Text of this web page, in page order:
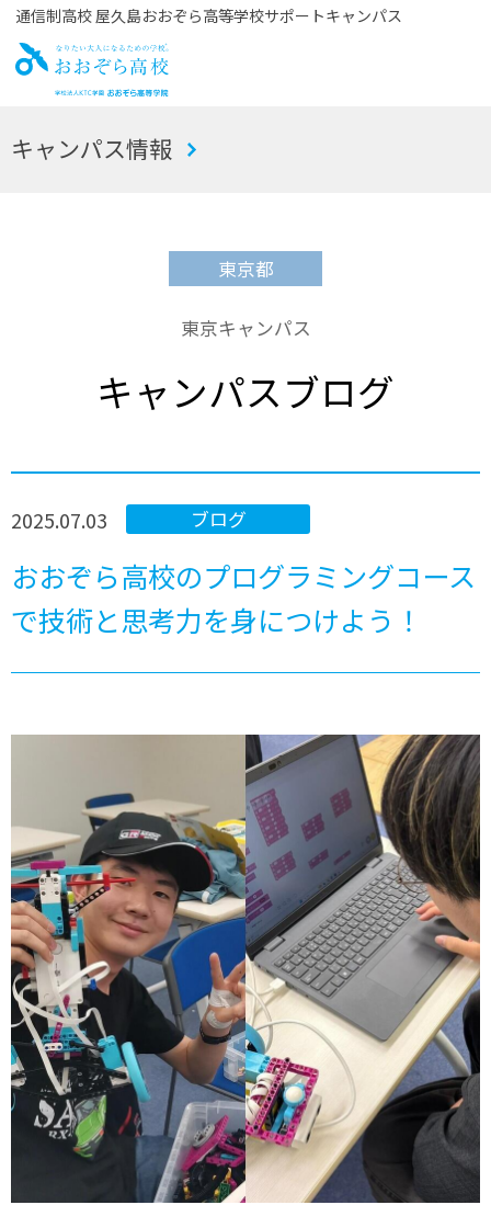
通信制高校 屋久島おおぞら高等学校サポートキャンパス
お
キャンパス情報
東京都
東京キャンパス
キャンパスブログ
ブログ
2025.07.03
おおぞら高校のプログラミングコース
で技術と思考力を身につけよう！